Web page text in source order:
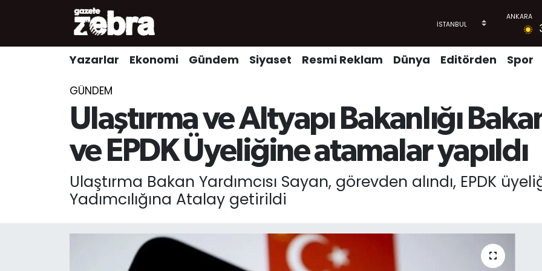
Yazarlar Ekonomi Gündem Siyaset Resmi Reklam Dünya Editörden Spor
GÜNDEM
Ulaştırma ve Altyapı Bakanlığı
ve EPDK Üyeliğine atamalar yapıldı
Ulaştırma Bakan Yardımcısı Sayan, görevden alındı, EPDK
Yadımcılığına Atalay getirildi
Yazarlar
Kültür-Sanat
Nöbetçi Eczaneler
Trafik Durumu
Süper Lig Puan Durumu ve Fikstür
Son Dakika Haberleri
Haber Arşivi